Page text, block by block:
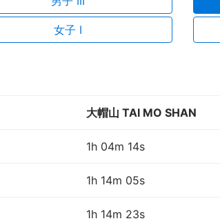
女子 I
大帽山 TAI MO SHAN
1h 04m 14s
1h 14m 05s
1h 14m 23s